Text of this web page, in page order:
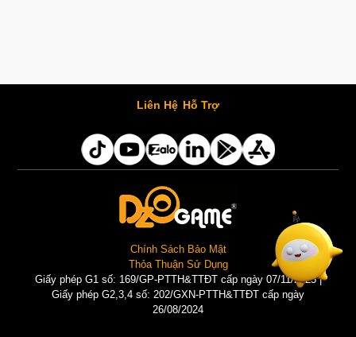
Liên Hệ Hỗ Trợ
Chính Sách Bảo Mật
Thỏa Thuận Sử Dụng
Giấy phép G1 số: 169/GP-PTTH&TTĐT cấp ngày 07/11/2025 |
Giấy phép G2,3,4 số: 202/GXN-PTTH&TTĐT cấp ngày
26/08/2024